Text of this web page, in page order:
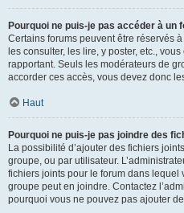
Pourquoi ne puis-je pas accéder à un
Certains forums peuvent être réservés
les consulter, les lire, y poster, etc.,
rapportant. Seuls les modérateurs de
accorder ces accès, vous devez donc
Haut
Pourquoi ne puis-je pas joindre des
La possibilité d’ajouter des fichiers
groupe, ou par utilisateur.
fichiers joints pour le forum dans lequel
groupe peut en joindre. Contactez
pourquoi vous ne pouvez pas ajouter